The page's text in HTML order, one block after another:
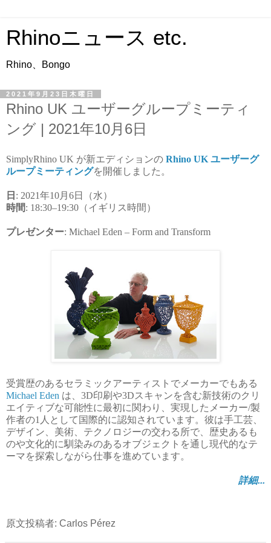
Rhinoニュース etc.
Rhino、Bongo
2021年9月23日木曜日
Rhino UK ユーザーグループミーティ
ング | 2021年10月6日
SimplyRhino UK が新エディションの Rhino UK ユーザーグ
ループミーティングを開催しました。
日 : 2021年10月6日（水）
時間: 18:30–19:30（イギリス時間）
プレゼンター: Michael Eden – Form and Transform
受賞歴のあるセラミックアーティストでメーカーでもある
Michael Eden は、3D印刷や3Dスキャンを含む新技術のクリ
エイティブな可能性に最初に関わり、実現したメーカー/製
作者の1人として国際的に認知されています。彼は手工芸、
デザイン、美術、テクノロジーの交わる所で、歴史あるも
のや文化的に馴染みのあるオブジェクトを通し現代的なテ
ーマを探索しながら仕事を進めています。
詳細...
原文投稿者: Carlos Pérez